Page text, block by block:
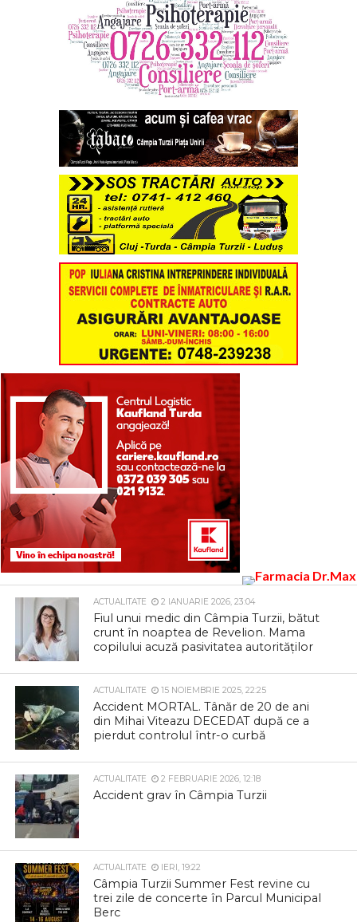
ACTUALITATE 2 IANUARIE 2026, 23:04
Fiul unui medic din Câmpia Turzii, bătut
crunt în noaptea de Revelion. Mama
copilului acuză pasivitatea autorităților
ACTUALITATE 15 NOIEMBRIE 2025, 22:25
Accident MORTAL. Tânăr de 20 de ani
din Mihai Viteazu DECEDAT după ce a
pierdut controlul într-o curbă
ACTUALITATE 2 FEBRUARIE 2026, 12:18
Accident grav în Câmpia Turzii
ACTUALITATE IERI, 19:22
Câmpia Turzii Summer Fest revine cu
trei zile de concerte în Parcul Municipal
Berc